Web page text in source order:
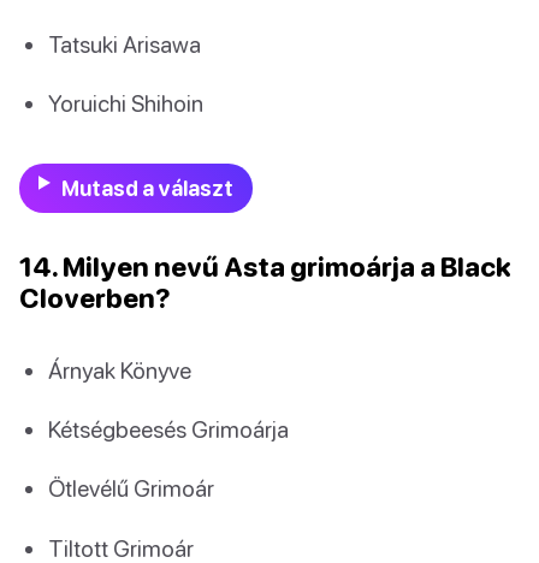
Tatsuki Arisawa
Yoruichi Shihoin
Mutasd a választ
14. Milyen nevű Asta grimoárja a Black
Cloverben?
Árnyak Könyve
Kétségbeesés Grimoárja
Ötlevélű Grimoár
Tiltott Grimoár